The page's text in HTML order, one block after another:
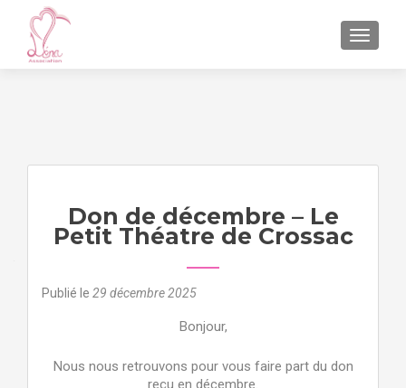
Don de décembre – Le
Petit Théatre de Crossac
Publié le 29 décembre 2025
Bonjour,
Nous nous retrouvons pour vous faire part du don
reçu en décembre.